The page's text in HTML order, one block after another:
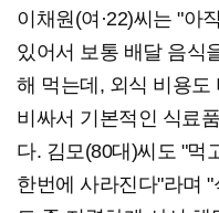
이채원(여·22)씨는 "아
있어서 보통 배달 음식
해 먹는데, 외식 비용도
비싸서 기본적인 식료
다. 김모(80대)씨도 "먹
한번에 사라진다"라며